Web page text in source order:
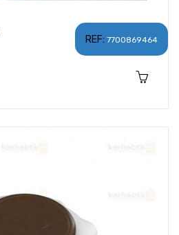
REF: 7700869464